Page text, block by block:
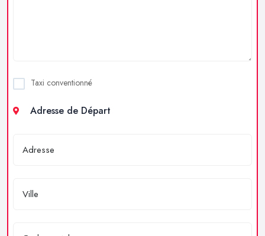
Taxi conventionné
Adresse de Départ